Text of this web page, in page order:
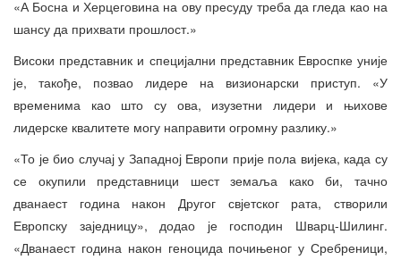
«А Босна и Херцеговина на ову пресуду треба да гледа као на
шансу да прихвати прошлост.»
Високи представник и специјални представник Евроспке уније
је, такође, позвао лидере на визионарски приступ. «У
временима као што су ова, изузетни лидери и њихове
лидерске квалитете могу направити огромну разлику.»
«То је био случај у Западној Европи прије пола вијека, када су
се окупили представници шест земаља како би, тачно
дванаест година након Другог свјетског рата, створили
Европску заједницу», додао је господин Шварц-Шилинг.
«Дванаест година након геноцида почињеног у Сребреници,